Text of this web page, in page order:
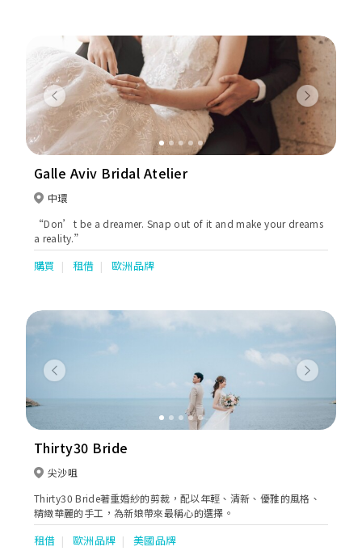
Previous Next
Galle Aviv Bridal Atelier
中環
“Don’t be a dreamer. Snap out of it and make your dreams
a reality.”
購買 租借 歐洲品牌
Previous Next
Thirty30 Bride
尖沙咀
Thirty30 Bride著重婚紗的剪裁，配以年輕、清新、優雅的風格、
精緻華麗的手工，為新娘帶來最稱心的選擇。
租借 歐洲品牌 美國品牌